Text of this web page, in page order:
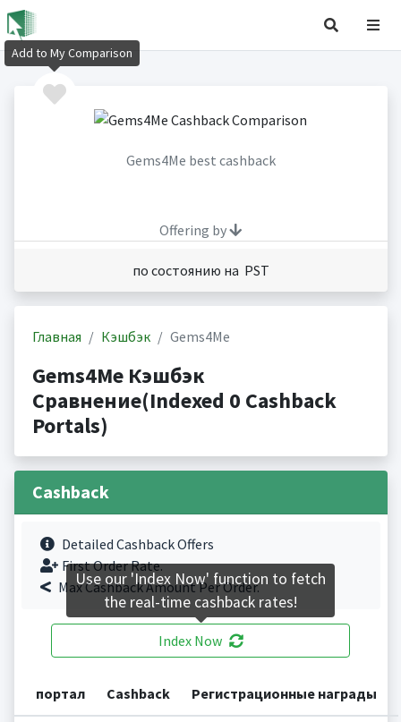
Gems4Me best cashback
Offering by
по состоянию на PST
Главная Кэшбэк Gems4Me
Gems4Me Кэшбэк
Сравнение(Indexed 0 Cashback
Portals)
Cashback
Detailed Cashback Offers
First Order Rate.
Max Cashback Amount Per Order.
Index Now
портал Cashback Регистрационные награды
Add to My Comparison
Use our 'Index Now' function to fetch
the real-time cashback rates!